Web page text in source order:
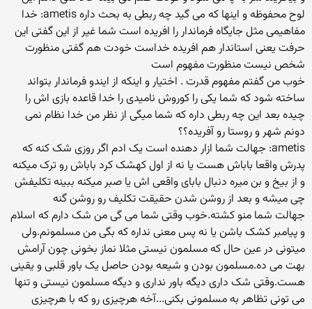
لوح محفوظه و اینها که می گید چه ربطی به بحث داره ametis: خدا
مفاهیمی مثل جایگاه فرماندار را افریده است شما غیر از این گفتی این
حرفت یعنی استاندار هم افریده خداست خودت هم گفتی منظورت
شخص نیست منظورت مفهوم است
خوب من گفتم مفهوم قدرت . اختیار و اینکه از ایندو فرماندار بتواند
ساخته شود که شما یکی را کوروش نامیدی را خدا قاعده بازی اش را
چیده بعد این چه ربطی داره که شما میگی از نظر من خدا نظام نمی
دونم شهر و روستا رو آفریده؟؟
ametis: جهالت شما ازار دهنده است یک ادم اگر روزی شک کنه که
پدرش واقعا باباش هست یا نه از اول کهشک کرد باباش رو ترک میکنه
و از بیخ و بن میره دنبال بابای واقعی اش یا صبر میکنه ببینه تکلیفش
چی میشه و بعد از روشن شدن حقیقت تکلیف رو روشن گنه
جهالت شما منو کشته.خوب وقتی شما می گی من شک دارم که اسلام
و پیامبر کشک باشن یا نه پس معنی نداره که بگی من مسلمونم.ولی
میتونی در عین حال که مسلمون نیستی مثلا نماز بخونی چون آرامش
بهت می ده.مسلمون بودن و شیعه بودن حاصل یک باور قلبی و یقینی
هست.وقتی شک داری دیگه باور نداری و دیگه مسلمون نیستی و تنها
می تونی تظاهر به مسلمونی بکنی...آخه هرچیزی رو که با هرچیزی